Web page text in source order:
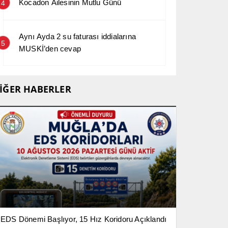
4 Kocadon Ailesinin Mutlu Günü
5
Aynı Ayda 2 su faturası iddialarına
MUSKİ’den cevap
HABERLER
EDS Dönemi Başlıyor, 15 Hız Koridoru Açıklandı